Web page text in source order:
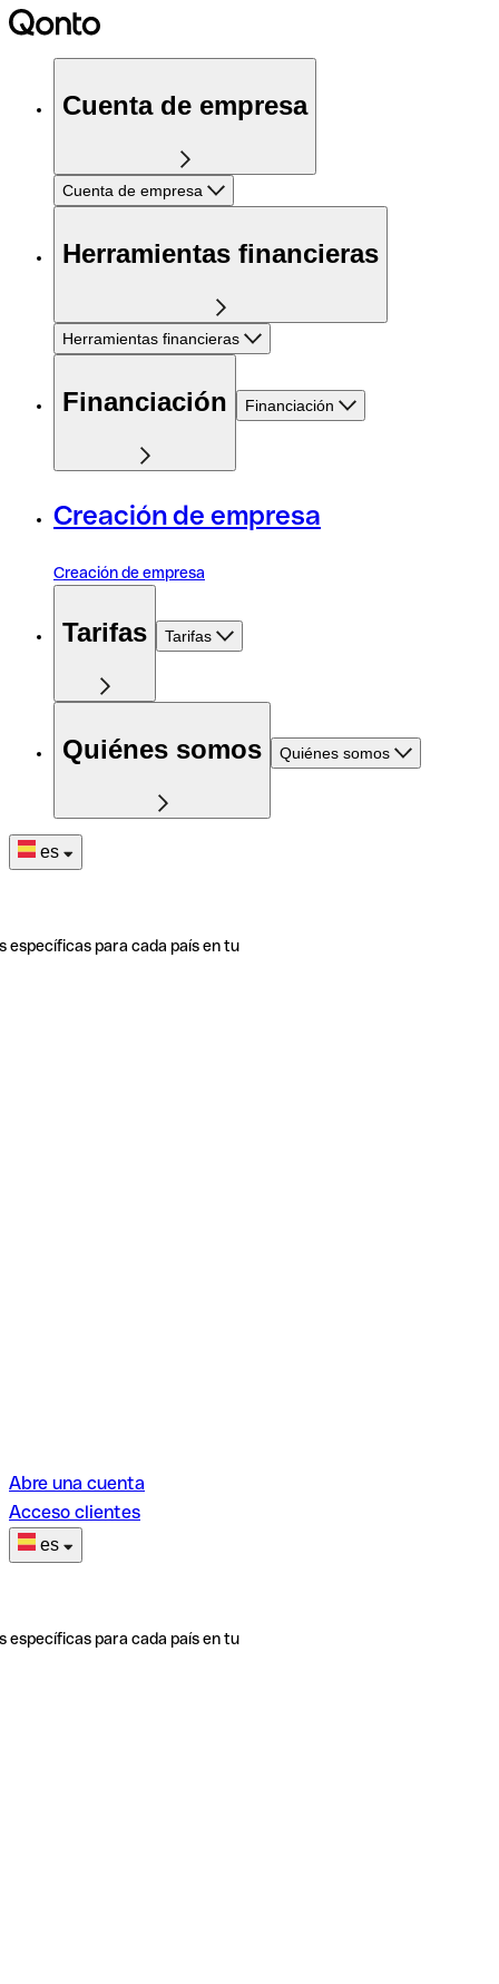
Cuenta de empresa
Cuenta de empresa
Herramientas financieras
Herramientas financieras
Financiación Financiación
Creación de empresa
Creación de empresa
Tarifas Tarifas
Quiénes somos Quiénes somos
es
específicas para cada país en tu
Abre una cuenta
Acceso clientes
es
específicas para cada país en tu